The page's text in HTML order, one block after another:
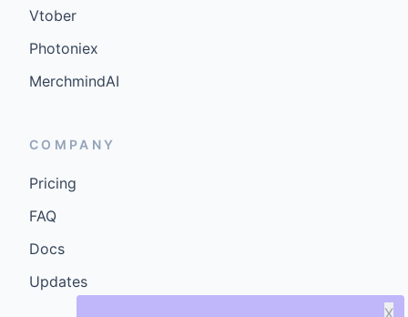
Vtober
Photoniex
MerchmindAI
COMPANY
Pricing
FAQ
Docs
Updates